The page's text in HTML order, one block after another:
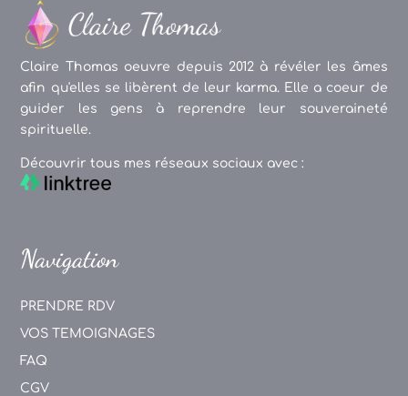
Claire Thomas oeuvre depuis 2012 à révéler les âmes
afin qu'elles se libèrent de leur karma. Elle a coeur de
guider les gens à reprendre leur souveraineté
spirituelle.
Découvrir tous mes réseaux sociaux avec :
Navigation
PRENDRE RDV
VOS TEMOIGNAGES
FAQ
CGV